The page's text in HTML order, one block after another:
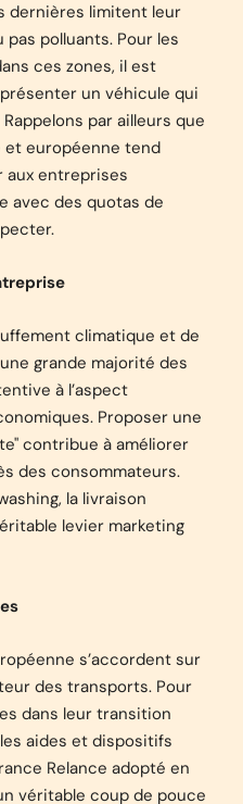
dernières limitent leur
polluants. Pour les
ces zones, il est
un véhicule qui
par ailleurs que
et européenne tend
aux entreprises
avec des quotas de
climatique et de
grande majorité des
à l’aspect
Proposer une
contribue à améliorer
des consommateurs.
la livraison
levier marketing
s’accordent sur
des transports. Pour
dans leur transition
aides et dispositifs
Relance adopté en
véritable coup de pouce